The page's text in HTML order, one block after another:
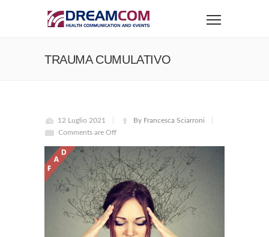
TRAUMA CUMULATIVO
12 Luglio 2021
By Francesca Sciarroni
Comments are Off